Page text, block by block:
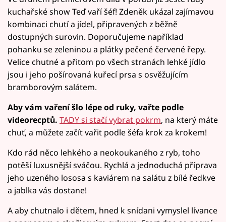
kuchařské show Teď vaří šéf! Zdeněk ukázal zajímavou
kombinaci chutí a jídel, připravených z běžně
dostupných surovin. Doporučujeme například
pohanku se zeleninou a plátky pečené červené řepy.
Velice chutné a přitom po všech stranách lehké jídlo
jsou i jeho pošírovaná kuřecí prsa s osvěžujícím
bramborovým salátem.
Aby vám vaření šlo lépe od ruky, vařte podle
videorecptů. TADY si stačí vybrat pokrm, na který máte
chuť, a můžete začít vařit podle šéfa krok za krokem!
Kdo rád něco lehkého a neokoukaného z ryb, toho
potěší luxusnější sváčou. Rychlá a jednoduchá příprava
jeho uzeného lososa s kaviárem na salátu z bílé ředkve
a jablka vás dostane!
A aby chutnalo i dětem, hned k snídani vymyslel lívance